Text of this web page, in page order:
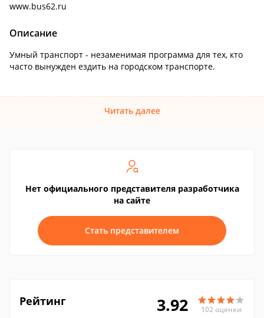
www.bus62.ru
Описание
Умный транспорт - незаменимая программа для тех, кто
часто вынужден ездить на городском транспорте.
Читать далее
Нет официального представителя разработчика
на сайте
Стать представителем
Рейтинг 3.92 102 оценки